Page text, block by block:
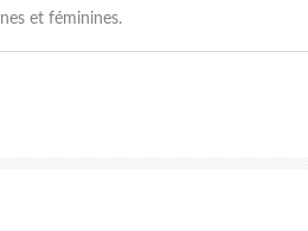
et féminines.